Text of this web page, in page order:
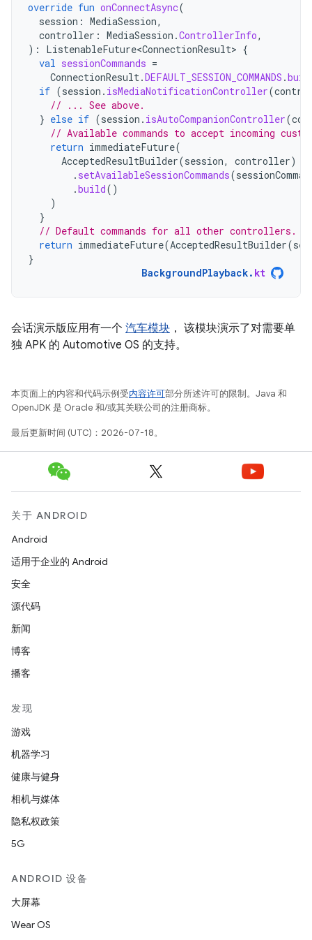
override fun onConnectAsync(
session : MediaSession,
controller : MediaSession .ControllerInfo,
):
ListenableFuture<ConnectionResult> {
val sessionCommands =
ConnectionResult.DEFAULT_SESSION_COMMANDS .
if (session . isMediaNotificationController(
// ... See above.
} else if (session . isAutoCompanionController(
// Available commands to accept incoming
return immediateFuture(
AcceptedResultBuilder(session, controller)
. setAvailableSessionCommands(
.build()
)
}
// Default commands for all other controllers.
return immediateFuture(AcceptedResultBuilder(
}
BackgroundPlayback. kt
会话演示版应用有一个 汽车模块 ， 该模块演示了对需要单
独 APK 的 Automotive OS 的支持。
本页面上的内容和代码示例受内容许可部分所述许可的限制。Java 和
OpenJDK 是 Oracle 和/或其关联公司的注册商标。
最后更新时间 (UTC)：2026-07-18。
关于 ANDROID
Android
适用于企业的 Android
安全
源代码
新闻
博客
播客
发现
游戏
机器学习
健康与健身
相机与媒体
隐私权政策
5G
ANDROID 设备
大屏幕
Wear OS